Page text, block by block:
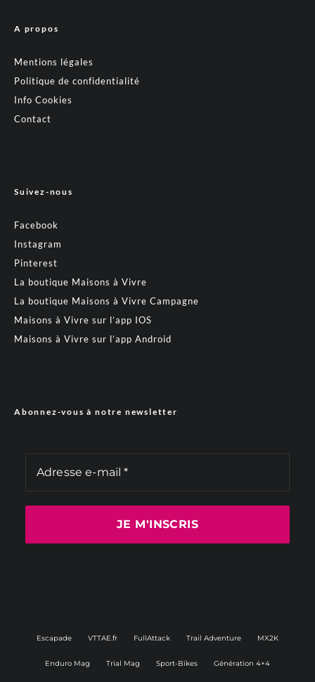
A propos
Mentions légales
Politique de confidentialité
Info Cookies
Contact
Suivez-nous
Facebook
Instagram
Pinterest
La boutique Maisons à Vivre
La boutique Maisons à Vivre Campagne
Maisons à Vivre sur l’app IOS
Maisons à Vivre sur l’app Android
Abonnez-vous à notre newsletter
Escapade VTTAE.fr FullAttack Trail Adventure MX2K
Enduro Mag Trial Mag Sport-Bikes Génération 4×4